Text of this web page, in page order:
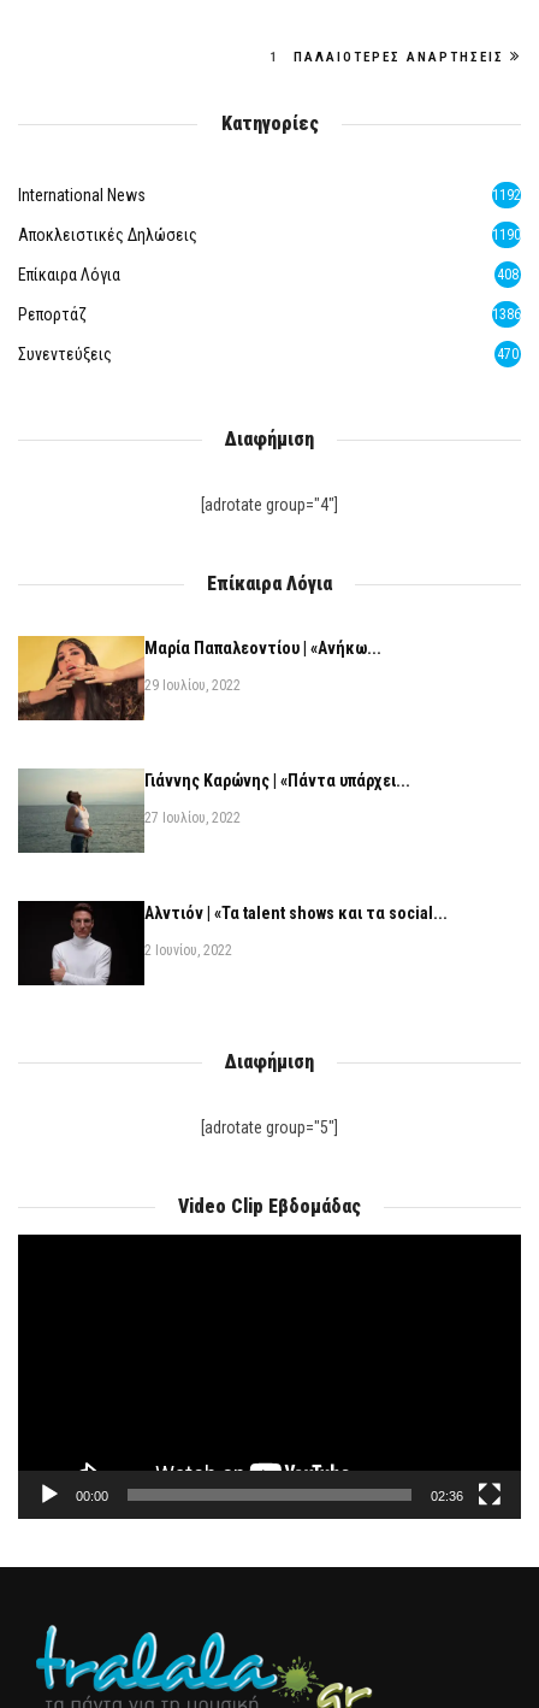
1 ΠΑΛΑΙΌΤΕΡΕΣ ΑΝΑΡΤΉΣΕΙΣ
Κατηγορίες
International News 1192
Αποκλειστικές Δηλώσεις 1190
Επίκαιρα Λόγια 408
Ρεπορτάζ 1386
Συνεντεύξεις 470
Διαφήμιση
[adrotate group="4"]
Επίκαιρα Λόγια
Μαρία Παπαλεοντίου | «Ανήκω...
29 Ιουλίου, 2022
Γιάννης Καρώνης | «Πάντα υπάρχει...
27 Ιουλίου, 2022
Αλντιόν | «Τα talent shows και τα social...
2 Ιουνίου, 2022
Διαφήμιση
[adrotate group="5"]
Video Clip Εβδομάδας
00:00 02:36